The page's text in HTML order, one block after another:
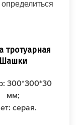
300*300*30
мм;
серая.